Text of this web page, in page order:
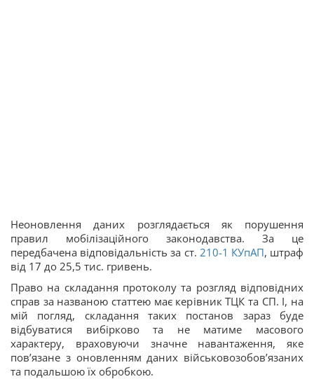
Неоновлення даних розглядається як порушення
правил мобілізаційного законодавства. За це
передбачена відповідальність за ст. 210-1 КУпАП, штраф
від 17 до 25,5 тис. гривень.
Право на складання протоколу та розгляд відповідних
справ за названою статтею має керівник ТЦК та СП. І, на
мій погляд, складання таких постанов зараз буде
відбуватися вибірково та не матиме масового
характеру, враховуючи значне навантаження, яке
пов’язане з оновленням даних військовозобов’язаних
та подальшою їх обробкою.